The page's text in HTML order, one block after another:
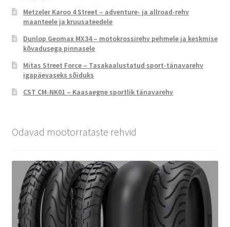
Metzeler Karoo 4 Street – adventure- ja allroad-rehv
maanteele ja kruusateedele
Dunlop Geomax MX34 – motokrossirehv pehmele ja keskmise
kõvadusega pinnasele
Mitas Street Force – Tasakaalustatud sport-tänavarehv
igapäevaseks sõiduks
CST CM-NK01 – Kaasaegne sportlik tänavarehv
Odavad mootorrataste rehvid